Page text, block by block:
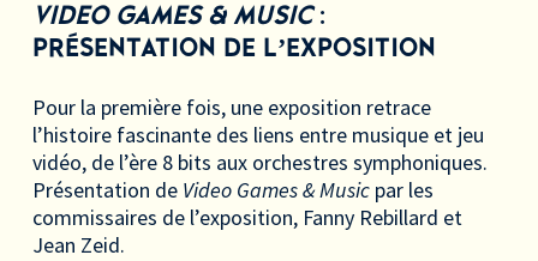
VIDEO GAMES & MUSIC :
PRÉSENTATION DE L’EXPOSITION
Pour la première fois, une exposition retrace
l’histoire fascinante des liens entre musique et jeu
vidéo, de l’ère 8 bits aux orchestres symphoniques.
Présentation de Video Games & Music par les
commissaires de l’exposition, Fanny Rebillard et
Jean Zeid.